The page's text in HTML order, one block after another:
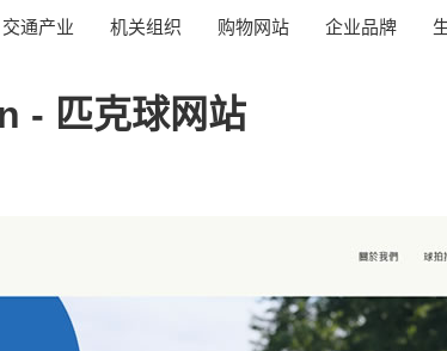
交通产业 机关组织 购物网站 企业品牌
- 匹克球网站